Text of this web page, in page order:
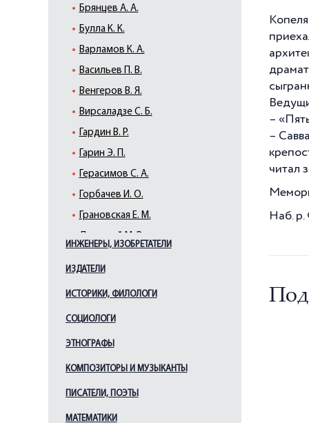
Брянцев А. А.
Булла К. К.
Варламов К. А.
Васильев П. В.
Венгеров В. Я.
Вирсаладзе С. Б.
Гардин В. Р.
Гарин Э. П.
Герасимов С. А.
Горбачев И. О.
Грановская Е. М.
Евреинов Н. Н.
Ершов И. В.
Жаков О. П.
ИНЖЕНЕРЫ, ИЗОБРЕТАТЕЛИ
ИЗДАТЕЛИ
ИСТОРИКИ, ФИЛОЛОГИ
СОЦИОЛОГИ
ЭТНОГРАФЫ
КОМПОЗИТОРЫ И МУЗЫКАНТЫ
ПИСАТЕЛИ, ПОЭТЫ
МАТЕМАТИКИ
–
–
читал
Наб. р.